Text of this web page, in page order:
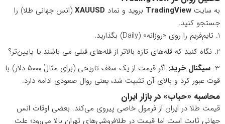
به سایت TradingView بروید و نماد XAUUSD (انس جهانی طلا) را
جستجو کنید.
تایم‌فریم را روی «روزانه» (Daily) بگذارید.
نگاه کنید که قله‌های تازه بالاتر از قله‌های قبلی می باشند یا پایین‌تر؟
سیگنال خرید:
اگر قیمت از یک سقف تاریخی (برای مثالً ۵۰۰۰ دلار) با
قوت عبور کرد و بالای آن تثبیت شد، یعنی روال صعودی ادامه دارد.
محاسبه «حباب» در بازار ایران
قیمت طلا در ایران از فرمول خاصی پیروی می‌کند. بعضی اوقات انس
جهانی ثابت است اما قیمت در طلافروشی‌های تهران بالا می‌رود؛ علت